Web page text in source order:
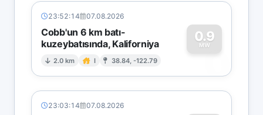
23:52:14 07.08.2026
Cobb'un 6 km batı-
kuzeybatısında, Kaliforniya
2.0 km I 38.84, -122.79
0.9
MW
0
23:03:14 07.08.2026